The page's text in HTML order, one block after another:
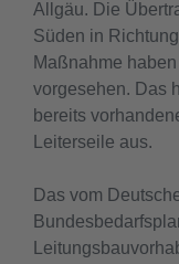
Allgäu. Die
Süden in
Maßnahme
vorgesehen. Das
bereits
Leiterseile aus.
Das vom